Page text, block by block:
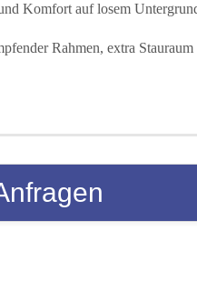
Komfort auf losem
Rahmen, extra